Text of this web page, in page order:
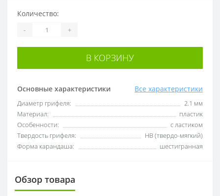
Основные характеристики Все характеристики
Диаметр грифеля:
2.1 мм
Материал:
пластик
Особенности:
с ластиком
Твердость грифеля:
HB (твердо-мягкий)
Форма карандаша:
шестигранная
Количество:
- +
В КОРЗИНУ
Обзор товара